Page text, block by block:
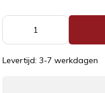
Levertijd: 3-7 werkdagen